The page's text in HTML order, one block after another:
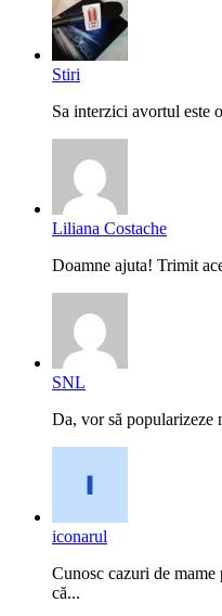
Stiri
Sa interzici avortul este
Liliana Costache
Doamne ajuta! Trimit
SNL
Da, vor să popularizeze
iconarul
Cunosc cazuri de mame
că...